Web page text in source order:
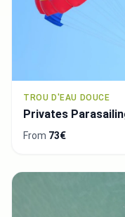
TROU D'EAU DOUCE
Privates
From 73€